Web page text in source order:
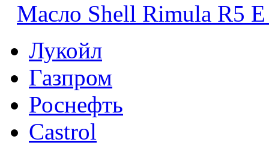
Масло Shell Rimula R5
Лукойл
Газпром
Роснефть
Castrol